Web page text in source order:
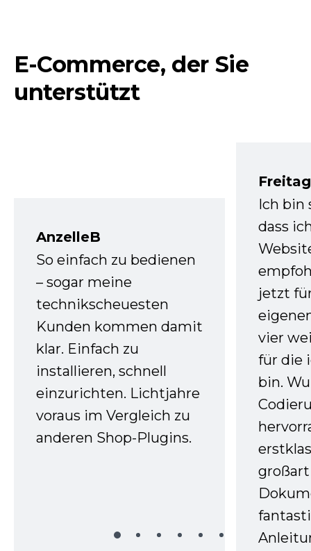
E-Commerce, der Sie
unterstützt
AnzelleB
So einfach zu bedienen
– sogar meine
technikscheuesten
Kunden kommen damit
klar. Einfach zu
installieren, schnell
einzurichten. Lichtjahre
voraus im Vergleich zu
anderen Shop-Plugins.
Ich bin
dass
jetzt
vier
für die
bin.